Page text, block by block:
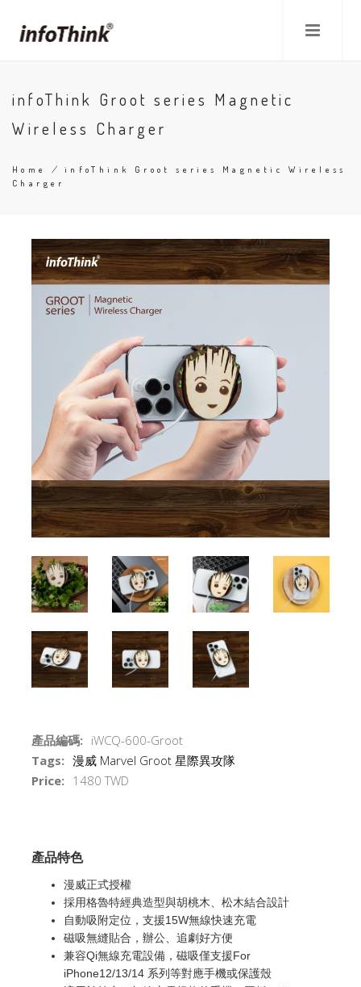
main
infoThink Groot series Magnetic
Wireless Charger
Breadcrumb
Home / infoThink Groot series Magnetic Wireless
Charger
產品編碼: iWCQ-600-Groot
Tags: 漫威 Marvel Groot 星際異攻隊
Price: 1480 TWD
產品特色
漫威正式授權
採用格魯特經典造型與胡桃木、松木結合設計
自動吸附定位，支援15W無線快速充電
磁吸無縫貼合，辦公、追劇好方便
兼容Qi無線充電設備，磁吸僅支援For
iPhone12/13/14 系列等對應手機或保護殼